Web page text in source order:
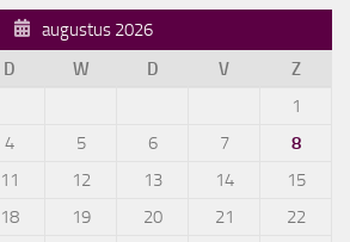
augustus 2026
D W D V
Z
1
4 5 6 7
8
11 12 13 14
15
18 19 20 21
22